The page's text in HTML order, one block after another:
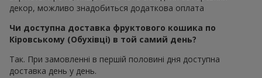
декор, можливо знадобиться додаткова оплата
Чи доступна доставка фруктового кошика по
Кіровському (Обухівці) в той самий день?
Так. При замовленні в першій половині дня доступна
доставка день у день.